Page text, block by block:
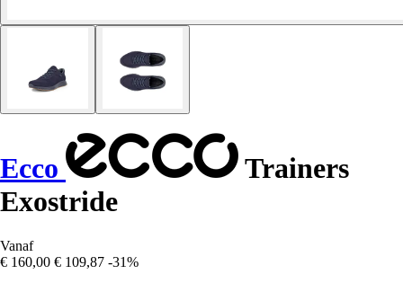
Ecco
Trainers
Exostride
Vanaf
€ 160,00 € 109,87 -31%